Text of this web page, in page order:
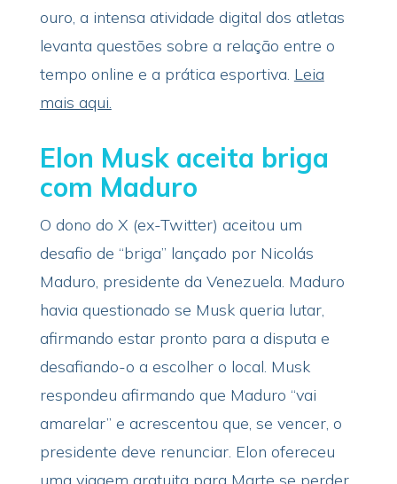
ouro, a intensa atividade digital dos atletas
levanta questões sobre a relação entre o
tempo online e a prática esportiva. Leia
mais aqui.
Elon Musk aceita briga
com Maduro
O dono do X (ex-Twitter) aceitou um
desafio de “briga” lançado por Nicolás
Maduro, presidente da Venezuela. Maduro
havia questionado se Musk queria lutar,
afirmando estar pronto para a disputa e
desafiando-o a escolher o local. Musk
respondeu afirmando que Maduro “vai
amarelar” e acrescentou que, se vencer, o
presidente deve renunciar. Elon ofereceu
uma viagem gratuita para Marte se perder.